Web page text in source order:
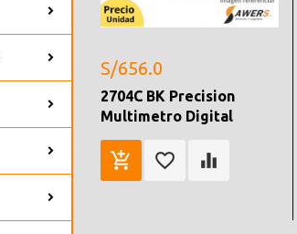
S/656.0
2704C BK Precision
Multimetro Digital